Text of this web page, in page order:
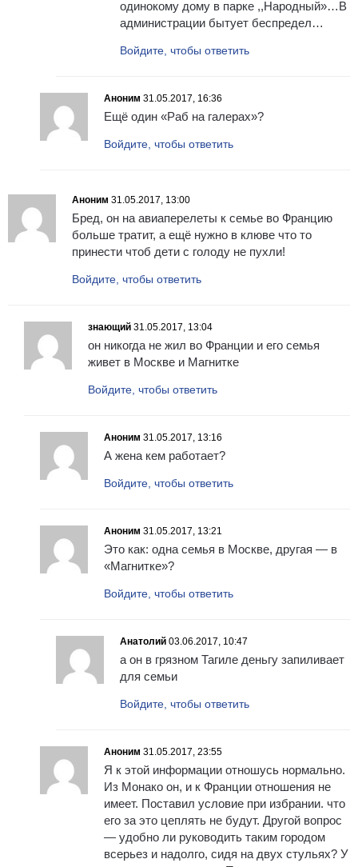
одинокому дому в парке ,,Народный»…В
администрации бытует беспредел…
Войдите, чтобы ответить
Аноним 31.05.2017, 16:36
Ещё один «Раб на галерах»?
Войдите, чтобы ответить
Аноним 31.05.2017, 13:00
Бред, он на авиаперелеты к семье во Францию
больше тратит, а ещё нужно в клюве что то
принести чтоб дети с голоду не пухли!
Войдите, чтобы ответить
знающий 31.05.2017, 13:04
он никогда не жил во Франции и его семья
живет в Москве и Магнитке
Войдите, чтобы ответить
Аноним 31.05.2017, 13:16
А жена кем работает?
Войдите, чтобы ответить
Аноним 31.05.2017, 13:21
Это как: одна семья в Москве, другая — в
«Магнитке»?
Войдите, чтобы ответить
Анатолий 03.06.2017, 10:47
а он в грязном Тагиле деньгу запиливает
для семьи
Войдите, чтобы ответить
Аноним 31.05.2017, 23:55
Я к этой информации отношусь нормально.
Из Монако он, и к Франции отношения не
имеет. Поставил условие при избрании. что
его за это цеплять не будут. Другой вопрос
— удобно ли руководить таким городом
всерьез и надолго, сидя на двух стульях? У